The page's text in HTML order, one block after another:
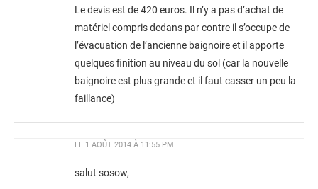
Le devis est de 420 euros. Il n’y a pas d’achat de
matériel compris dedans par contre il s’occupe de
l’évacuation de l’ancienne baignoire et il apporte
quelques finition au niveau du sol (car la nouvelle
baignoire est plus grande et il faut casser un peu la
faillance)
LE 1 AOÛT 2014 À 11:55 PM
salut sosow,